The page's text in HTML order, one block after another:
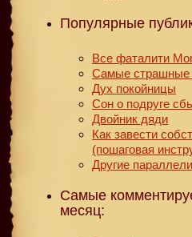
Популярные
Все фаталити
Самые страшные
Дух покойницы
Сон о подруге
Двойник дяди
Как завести
(пошаговая
Другие параллели
Самые
месяц: